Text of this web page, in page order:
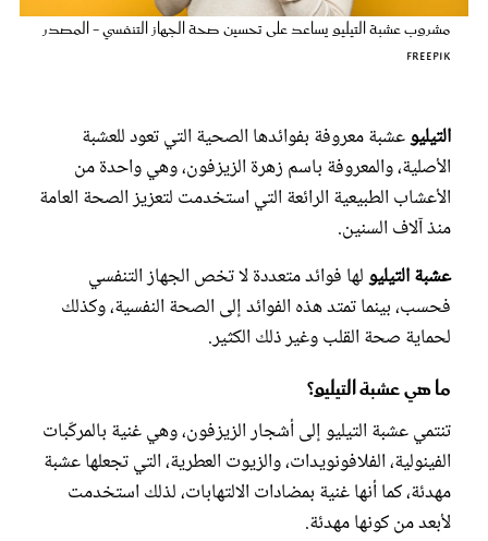
مشروب عشبة التيليو يساعد على تحسين صحة الجهاز التنفسي - المصدر
freepik
التيليوعشبة معروفة بفوائدها الصحية التي تعود للعشبة
الأصلية، والمعروفة باسم زهرة الزيزفون، وهي واحدة من
الأعشاب الطبيعية الرائعة التي استخدمت لتعزيز الصحة العامة
منذ آلاف السنين.
عشبة التيليولها فوائد متعددة لا تخص الجهاز التنفسي
فحسب، بينما تمتد هذه الفوائد إلى الصحة النفسية، وكذلك
لحماية صحة القلب وغير ذلك الكثير.
ما هي عشبة التيليو؟
تنتمي عشبة التيليو إلى أشجار الزيزفون، وهي غنية بالمركّبات
الفينولية، الفلافونويدات، والزيوت العطرية، التي تجعلها عشبة
مهدئة، كما أنها غنية بمضادات الالتهابات، لذلك استخدمت
لأبعد من كونها مهدئة.
غلاف رفمي